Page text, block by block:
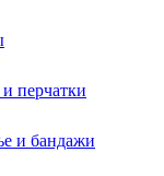
перчатки
и бандажи